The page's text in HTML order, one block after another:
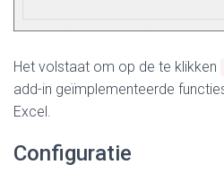
Het volstaat om op de te klikken
add-in geïmplementeerde
Excel.
Configuratie